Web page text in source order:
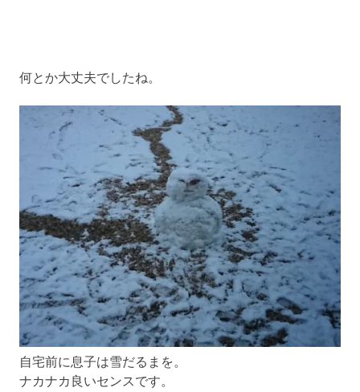
何とか大丈夫でしたね。
自宅前に息子は雪だるまを。
ナカナカ良いセンスです。